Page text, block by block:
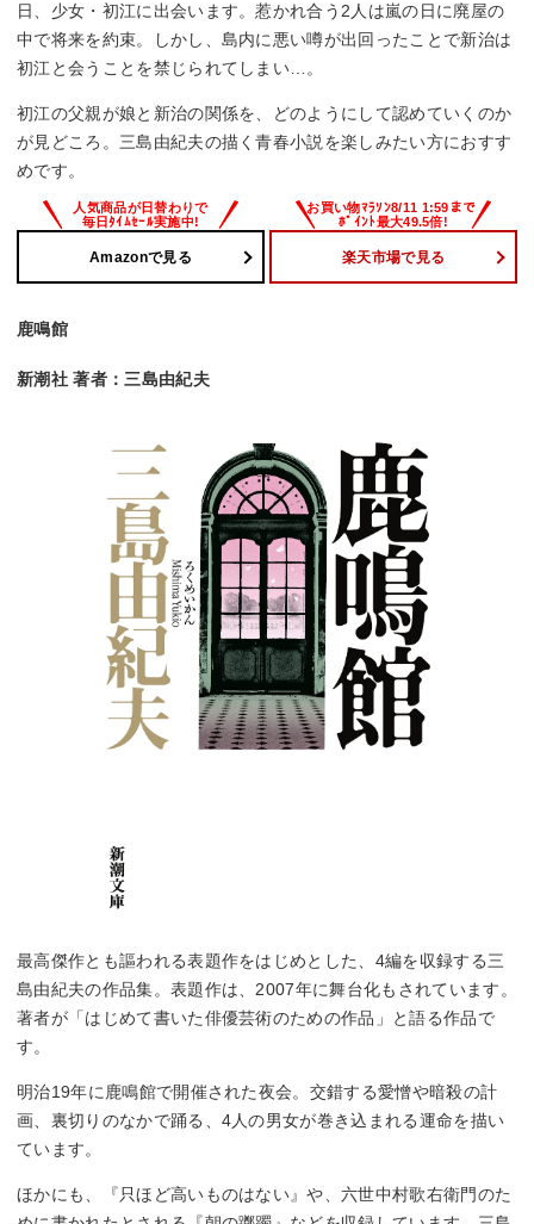
日、少女・初江に出会います。惹かれ合う2人は嵐の日に廃屋の
中で将来を約束。しかし、島内に悪い噂が出回ったことで新治は
初江と会うことを禁じられてしまい…。
初江の父親が娘と新治の関係を、どのようにして認めていくのか
が見どころ。三島由紀夫の描く青春小説を楽しみたい方におすす
めです。
Amazonで見る 楽天市場で見る
鹿鳴館
新潮社 著者：三島由紀夫
最高傑作とも謳われる表題作をはじめとした、4編を収録する三
島由紀夫の作品集。表題作は、2007年に舞台化もされています。
著者が「はじめて書いた俳優芸術のための作品」と語る作品で
す。
明治19年に鹿鳴館で開催された夜会。交錯する愛憎や暗殺の計
画、裏切りのなかで踊る、4人の男女が巻き込まれる運命を描い
ています。
ほかにも、『只ほど高いものはない』や、六世中村歌右衛門のた